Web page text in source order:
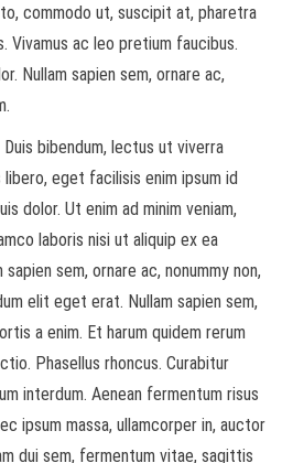
commodo ut, suscipit at, pharetra
Vivamus ac leo pretium faucibus.
Nullam sapien sem, ornare ac,
Duis bibendum, lectus ut viverra
eget facilisis enim ipsum id
dolor. Ut enim ad minim veniam,
laboris nisi ut aliquip ex ea
sem, ornare ac, nonummy non,
elit eget erat. Nullam sapien sem,
a enim. Et harum quidem rerum
Phasellus rhoncus. Curabitur
interdum. Aenean fermentum risus
ipsum massa, ullamcorper in, auctor
dui sem, fermentum vitae, sagittis